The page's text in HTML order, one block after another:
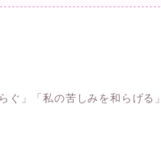
ぐ」「私の苦しみを和らげる」